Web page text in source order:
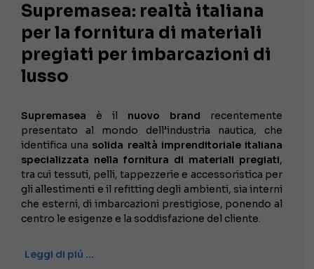
Supremasea: realtà italiana
per la fornitura di materiali
pregiati per imbarcazioni di
lusso
Supremasea è il nuovo brand recentemente
presentato al mondo dell’industria nautica, che
identifica una solida realtà imprenditoriale italiana
specializzata nella fornitura di materiali pregiati,
tra cui tessuti, pelli, tappezzerie e accessoristica per
gli allestimenti e il refitting degli ambienti, sia interni
che esterni, di imbarcazioni prestigiose, ponendo al
centro le esigenze e la soddisfazione del cliente.
Leggi di piú …